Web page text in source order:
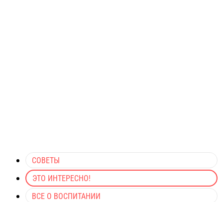
СОВЕТЫ
ЭТО ИНТЕРЕСНО!
ВСЕ О ВОСПИТАНИИ